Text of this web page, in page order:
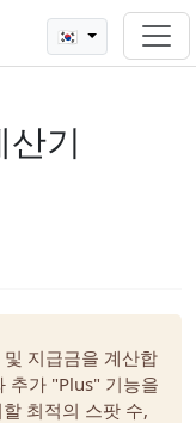
🇰🇷
기
지급금을 계산합
추가 "Plus" 기능을
최적의 스팟 수,